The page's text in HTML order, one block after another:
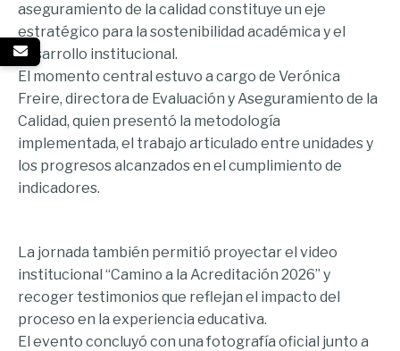
aseguramiento de la calidad constituye un eje
estratégico para la sostenibilidad académica y el
desarrollo institucional.
El momento central estuvo a cargo de Verónica
Freire, directora de Evaluación y Aseguramiento de la
Calidad, quien presentó la metodología
implementada, el trabajo articulado entre unidades y
los progresos alcanzados en el cumplimiento de
indicadores.
La jornada también permitió proyectar el video
institucional “Camino a la Acreditación 2026” y
recoger testimonios que reflejan el impacto del
proceso en la experiencia educativa.
El evento concluyó con una fotografía oficial junto a